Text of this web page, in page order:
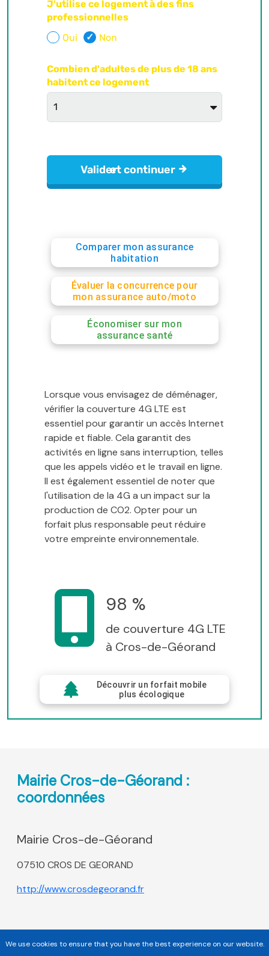
Comparer mon assurance
habitation
Évaluer la concurrence pour
mon assurance auto/moto
Économiser sur mon
assurance santé
Lorsque vous envisagez de déménager,
vérifier la couverture 4G LTE est
essentiel pour garantir un accès Internet
rapide et fiable. Cela garantit des
activités en ligne sans interruption, telles
que les appels vidéo et le travail en ligne.
Il est également essentiel de noter que
l'utilisation de la 4G a un impact sur la
production de CO2. Opter pour un
forfait plus responsable peut réduire
votre empreinte environnementale.
98 %
de couverture 4G LTE
à Cros-de-Géorand
Découvrir un forfait mobile
plus écologique
Mairie Cros-de-Géorand :
coordonnées
Mairie Cros-de-Géorand
07510 CROS DE GEORAND
http://www.crosdegeorand.fr
We use cookies to ensure that you have the best experience on our website.